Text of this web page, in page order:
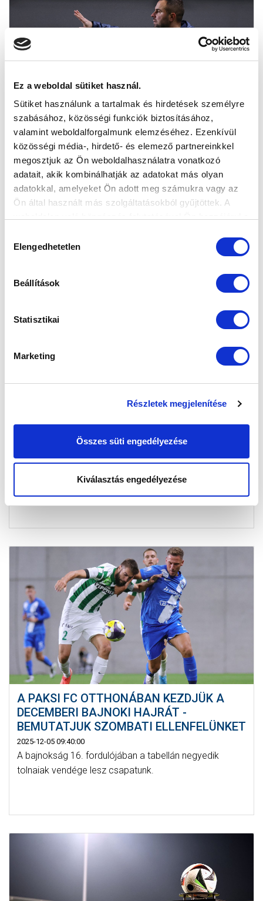
Ez a weboldal sütiket használ.
Sütiket használunk a tartalmak és hirdetések személyre
szabásához, közösségi funkciók biztosításához,
valamint weboldalforgalmunk elemzéséhez. Ezenkívül
közösségi média-, hirdető- és elemező partnereinkkel
megosztjuk az Ön weboldalhasználatra vonatkozó
adatait, akik kombinálhatják az adatokat más olyan
adatokkal, amelyeket Ön adott meg számukra vagy az
Ön által használt más szolgáltatásokból gyűjtöttek. A
kiválasztása
Elengedhetetlen
Beállítások
Statisztikai
Marketing
Részletek megjelenítése
Összes süti engedélyezése
Kiválasztás engedélyezése
HORVÁTH DÁVID: „MENTÁLISAN
STABILNAK KELL MARADNUNK AZ
UTOLSÓ KÉT MECCSRE” (VIDEÓ)
2025-12-07 10:05:57
Vezetőedzőnk, Horváth Dávid értékelt a Paks elleni
meccset követően, kitért negatív szériánkra is, és
elmondta, milyen p...
NEM SZEREZTÜNK PONTOT PAKSON
2025-12-06 18:35:06
Megvoltak a lehetőségeink, de a hazaiak jöttek ki
A PAKSI FC OTTHONÁBAN KEZDJÜK A
DECEMBERI BAJNOKI HAJRÁT -
BEMUTATJUK SZOMBATI ELLENFELÜNKET
2025-12-05 09:40:00
A bajnokság 16. fordulójában a tabellán negyedik
tolnaiak vendége lesz csapatunk.